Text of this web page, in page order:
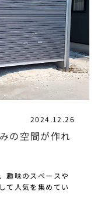
2024.12.26
の空間が作れ
趣味のスペースや
て人気を集めてい